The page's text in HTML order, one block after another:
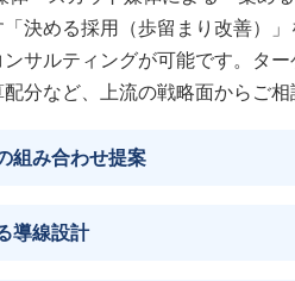
転職・engage
決める採用（歩留まり改善）
サルティングが可能です。タ
分など、上流の戦略面からご相
組み合わせ提案
導線設計